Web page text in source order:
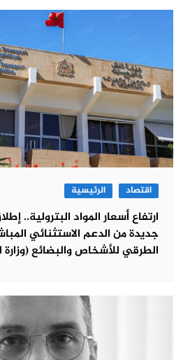
اقتصاد الرئيسية
ارتفاع أسعار المواد البترولية..
جديدة من الدعم الاستثنائي
الطرقي للأشخاص والبضائع